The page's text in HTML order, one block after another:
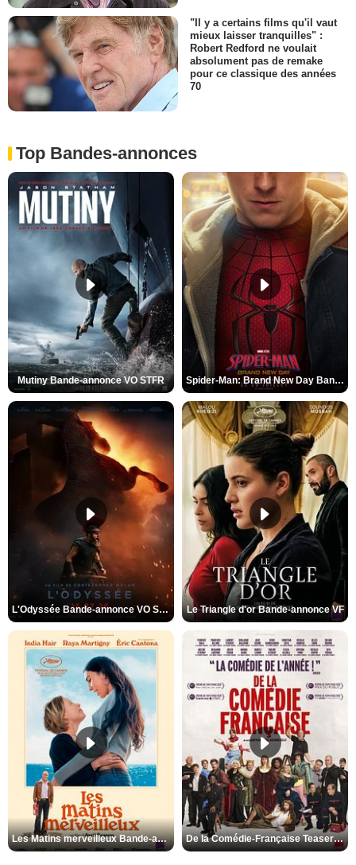
"Il y a certains films qu'il vaut
mieux laisser tranquilles" :
Robert Redford ne voulait
absolument pas de remake
pour ce classique des années
70
Top Bandes-annonces
Mutiny Bande-annonce VO STFR Spider-Man: Brand New Day Bande-annonce VO STFR
L'Odyssée Bande-annonce VO STFR Le Triangle d'or Bande-annonce VF
Les Matins merveilleux Bande-annonce VF De la Comédie-Française Teaser VF